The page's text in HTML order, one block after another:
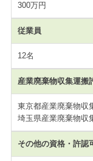
300万円
従業員
12名
産業廃棄物収集運搬
東京都産業廃棄物収
埼玉県産業廃棄物収
その他の資格・許認